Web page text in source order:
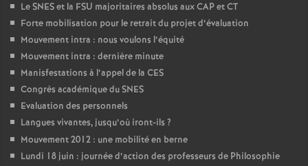
Le SNES et la FSU majoritaires absolus aux CAP et CT
Forte mobilisation pour le retrait du projet d’évaluation
Mouvement intra : nous voulons l’équité
Mouvement intra : dernière minute
Manisfestations à l’appel de la CES
Congrès académique du SNES
Evaluation des personnels
Langues vivantes, jusqu’où iront-ils ?
Mouvement 2012 : une mobilité en berne
Lundi 18 juin : journée d’action des professeurs de Philosophie